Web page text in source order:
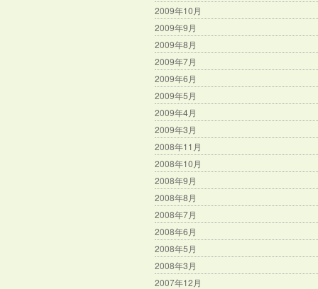
2009年10月
2009年9月
2009年8月
2009年7月
2009年6月
2009年5月
2009年4月
2009年3月
2008年11月
2008年10月
2008年9月
2008年8月
2008年7月
2008年6月
2008年5月
2008年3月
2007年12月